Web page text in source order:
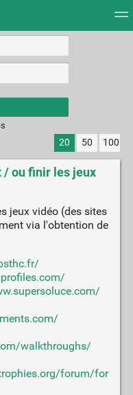
20 50 100
/ ou finir les jeux
jeux vidéo (des sites
via l'obtention de
walkthroughs/
forum/for